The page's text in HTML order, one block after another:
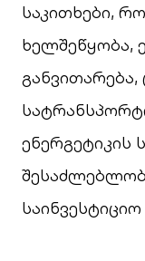
საკითხები,
ხელშეწყობა,
ენერგეტიკის